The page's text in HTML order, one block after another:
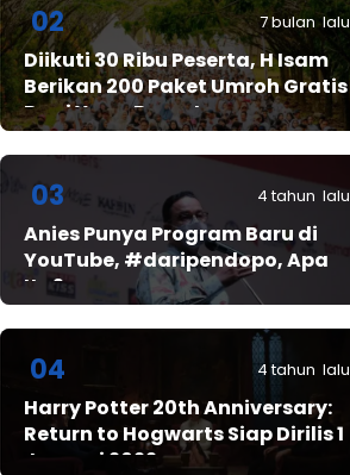
02 7 bulan lalu
Diikuti 30 Ribu Peserta, H Isam
Berikan 200 Paket Umroh Gratis
Bagi Yang Beruntung
03 4 tahun lalu
Anies Punya Program Baru di
YouTube, #daripendopo, Apa
Itu?
04 4 tahun lalu
Harry Potter 20th Anniversary:
Return to Hogwarts Siap Dirilis 1
Januari 2022